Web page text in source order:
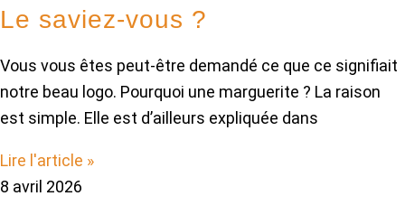
Le saviez-vous ?
Vous vous êtes peut-être demandé ce que ce signifiait
notre beau logo. Pourquoi une marguerite ? La raison
est simple. Elle est d’ailleurs expliquée dans
Lire l'article »
8 avril 2026